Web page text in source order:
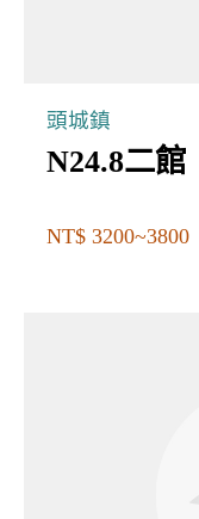
頭城鎮
N24.8二館
NT$ 3200~3800